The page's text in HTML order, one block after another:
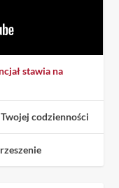
stawia na
codzienności